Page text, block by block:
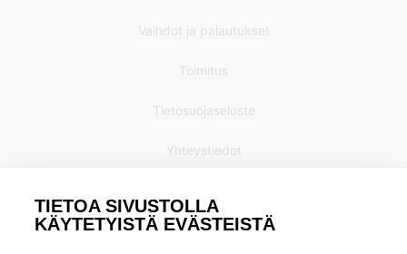
TIETOA SIVUSTOLLA
KÄYTETYISTÄ EVÄSTEISTÄ
Vaihdot ja palautukset
Toimitus
Tietosuojaseloste
Yhteystiedot